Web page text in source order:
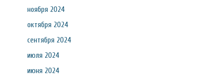
ноября 2024
октября 2024
сентября 2024
июля 2024
июня 2024